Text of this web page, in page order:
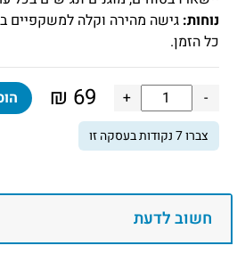
נוחות: גישה מהירה וקלה למשקפיים
כל הזמן.
-
כמות
של
שרשרת
עם
פנינים
לבנות
+
69
₪
צברו7נקודות בעסקה זו
חשוב לדעת